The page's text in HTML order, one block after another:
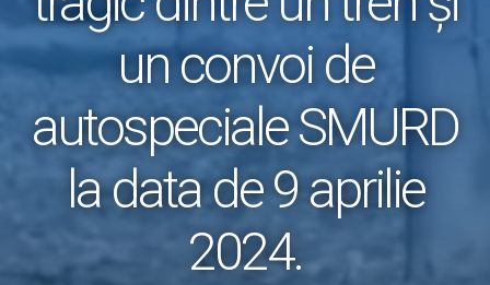
un convoi de
autospeciale SMURD
la data de 9 aprilie
2024.